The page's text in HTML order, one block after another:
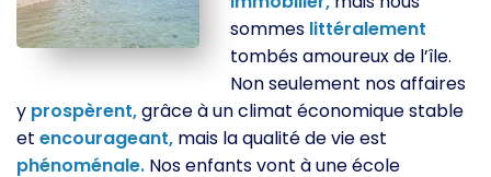
sommes littéralement
tombés amoureux de l’île.
Non seulement nos affaires
y prospèrent,grâce à un climat économique stable
et encourageant, mais la qualité de vie est
phénoménale. Nos enfants vont à une école